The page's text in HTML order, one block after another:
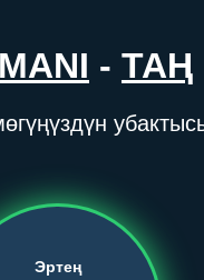
- ТАҢ
Эртең